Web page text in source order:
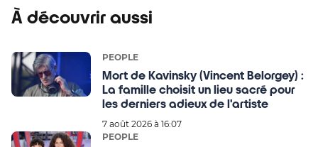
À découvrir aussi
PEOPLE
Mort de Kavinsky (Vincent Belorgey) :
La famille choisit un lieu sacré pour
les derniers adieux de l'artiste
7 août 2026 à 16:07
PEOPLE